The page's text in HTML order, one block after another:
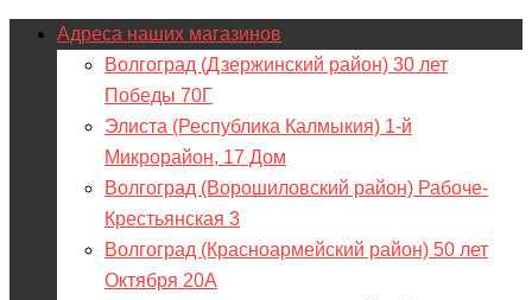
Адреса наших магазинов
Волгоград (Дзержинский район) 30 лет
Победы 70Г
Элиста (Республика Калмыкия) 1-й
Микрорайон, 17 Дом
Волгоград (Ворошиловский район) Рабоче-
Крестьянская 3
Волгоград (Красноармейский район) 50 лет
Октября 20А